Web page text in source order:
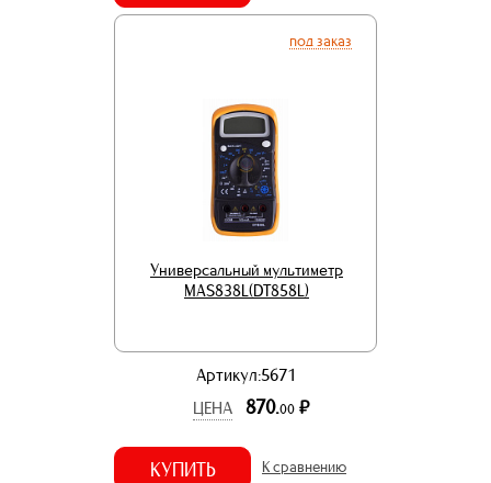
под заказ
Универсальный мультиметр
MAS838L(DT858L)
Артикул:5671
ЦЕНА
870.00 р.
КУПИТЬ К сравнению